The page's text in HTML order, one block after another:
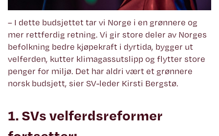
– I dette budsjettet tar vi Norge i en grønnere og
mer rettferdig retning. Vi gir store deler av Norges
befolkning bedre kjøpekraft i dyrtida, bygger ut
velferden, kutter klimagassutslipp og flytter store
penger for miljø. Det har aldri vært et grønnere
norsk budsjett, sier SV-leder Kirsti Bergstø.
1. SVs velferdsreformer